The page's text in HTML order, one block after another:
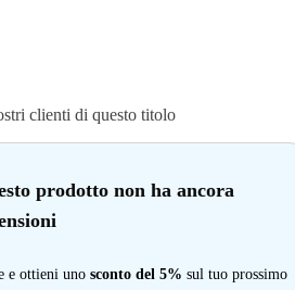
clienti di questo titolo
prodotto non ha ancora
e ottieni uno sconto del 5% sul tuo prossimo